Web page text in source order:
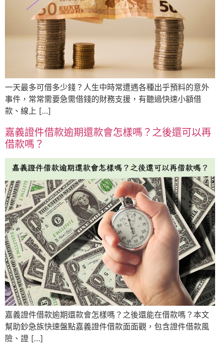
一天最多可借多少錢？人生中時常遭遇各種出乎預料的意外
事件，常常需要急需借錢的財務支援，有聽過快速小額借
款、線上 […]
嘉義證件借款逾期還款會怎樣嗎？之後還可以再
借款嗎？
嘉義證件借款逾期還款會怎樣嗎？之後還能在借款嗎？本文
幫助鈔急族快速盤點嘉義證件借款面面觀，包含證件借款風
險、證 […]